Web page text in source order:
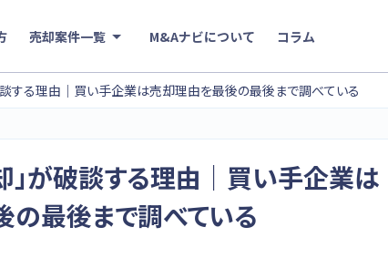
売却案件一覧 M&Aナビについて コラム
談する理由｜買い手企業は売却理由を最後の最後まで調べている
」が破談する理由｜買い手企業は
最後まで調べている